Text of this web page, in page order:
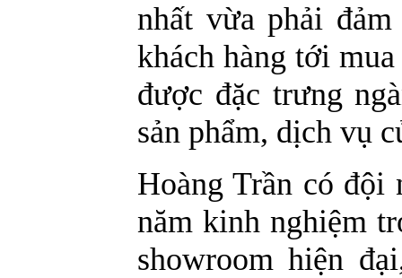
nhất vừa phải
khách hàng tới
được đặc trưng
sản phẩm, dịch vụ
Hoàng Trần có đội
năm kinh nghiệm
showroom hiện